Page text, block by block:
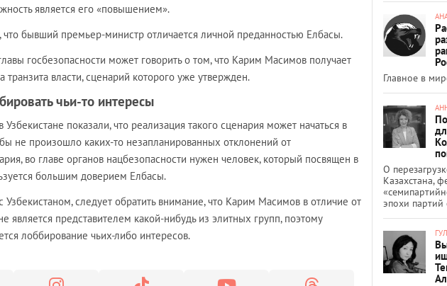
является его «повышением».
бывший премьер-министр отличается личной преданностью Елбасы.
госбезопасности может говорить о том, что Карим Масимов получает
транзита власти, сценарий которого уже утвержден.
чьи-то интересы
показали, что реализация такого сценария может начаться в
не произошло каких-то незапланированных отклонений от
во главе органов нацбезопасности нужен человек, который посвящен в
большим доверием Елбасы.
Узбекистаном, следует обратить внимание, что Карим Масимов в отличие от
является представителем какой-нибудь из элитных групп, поэтому
лоббирование чьих-либо интересов.
Главное в
О
Казахстана,
эпохи партий